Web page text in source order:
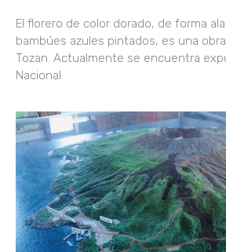
El florero de color dorado, de forma
bambúes azules pintados, es una
Tozan. Actualmente se encuentra
Nacional